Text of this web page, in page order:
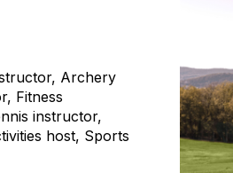
Archery
Fitness
instructor,
host, Sports